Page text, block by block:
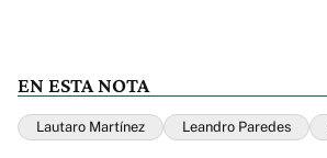
EN ESTA NOTA
Lautaro Martínez Leandro Paredes